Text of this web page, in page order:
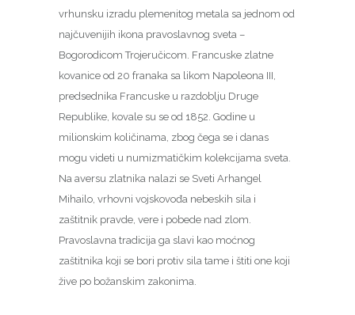
vrhunsku izradu plemenitog metala sa jednom od
najčuvenijih ikona pravoslavnog sveta –
Bogorodicom Trojeručicom. Francuske zlatne
kovanice od 20 franaka sa likom Napoleona III,
predsednika Francuske u razdoblju Druge
Republike, kovale su se od 1852. Godine u
milionskim količinama, zbog čega se i danas
mogu videti u numizmatičkim kolekcijama sveta.
Na aversu zlatnika nalazi se Sveti Arhangel
Mihailo, vrhovni vojskovođa nebeskih sila i
zaštitnik pravde, vere i pobede nad zlom.
Pravoslavna tradicija ga slavi kao moćnog
zaštitnika koji se bori protiv sila tame i štiti one koji
žive po božanskim zakonima.